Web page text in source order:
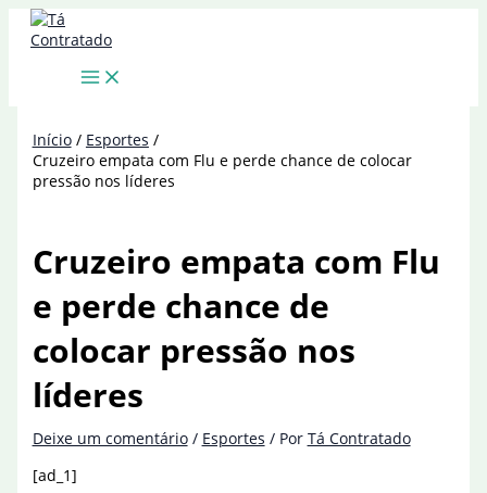
para
Início
Esportes
Cruzeiro empata com Flu e perde chance de colocar
pressão nos líderes
Cruzeiro empata com Flu
e perde chance de
colocar pressão nos
líderes
Deixe um comentário / Esportes / Por Tá Contratado
[ad_1]